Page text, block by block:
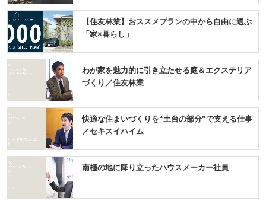
【住友林業】おススメプランの中から自由に選ぶ
「家×暮らし」
わが家を魅力的に引き立たせる庭＆エクステリア
づくり／住友林業
快適な住まいづくりを“土台の部分”で支える仕事
／セキスイハイム
南極の地に降り立ったハウスメーカー社員